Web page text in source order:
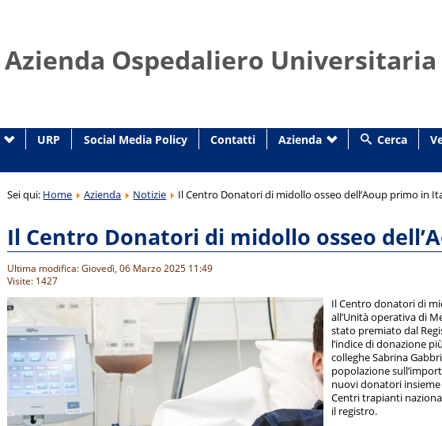
Azienda Ospedaliero Universitaria
URP Social Media Policy Contatti Azienda Cerca
Sei qui: Home Azienda Notizie Il Centro Donatori di midollo osseo dell’Aoup primo in
Il Centro Donatori di midollo osseo
Ultima modifica: Giovedì, 06 Marzo 2025 11:49
Visite: 1427
Il Centro donatori di
all’Unità operativa di
stato premiato dal
l’indice di donazione
colleghe Sabrina
popolazione
nuovi donatori
Centri trapianti
il registro.